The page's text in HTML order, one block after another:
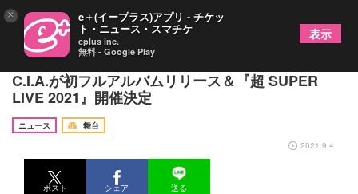
キューブに所属する若手俳優のサポーターズクラブ
C.I.A.が初フルアルバムリリース＆『超 SUPER
LIVE 2021』開催決定
ニュース
舞台
2021.9.4
ポスト シェア 送る
× e＋(イープラス)アプリ - チケッ
ト・ニュース・スマチケ
eplus inc.
無料 - Google Play
表示